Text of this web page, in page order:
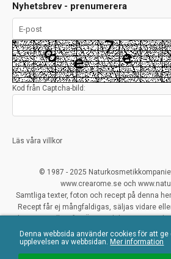
Denna webbsida använder cookies för att ge
upplevelsen av webbsidan.Mer information
Nyhetsbrev - prenumerera
Kod från Captcha-bild:
Läs våra villkor
© 1987 - 2025
www.crearome.se och
Samtliga texter, foton och recept på denna
Recept får ej mångfaldigas, säljas vidare
All Rights Reserved